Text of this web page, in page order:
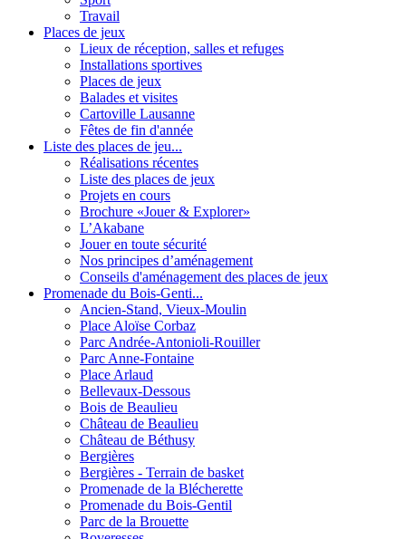
Travail
Places de jeux
Lieux de réception, salles et refuges
Installations sportives
Places de jeux
Balades et visites
Cartoville Lausanne
Fêtes de fin d'année
Liste des places de jeu...
Réalisations récentes
Liste des places de jeux
Projets en cours
Brochure «Jouer & Explorer»
L’Akabane
Jouer en toute sécurité
Nos principes d’aménagement
Conseils d'aménagement des places de jeux
Promenade du Bois-Genti...
Ancien-Stand, Vieux-Moulin
Place Aloïse Corbaz
Parc Andrée-Antonioli-Rouiller
Parc Anne-Fontaine
Place Arlaud
Bellevaux-Dessous
Bois de Beaulieu
Château de Beaulieu
Château de Béthusy
Bergières
Bergières - Terrain de basket
Promenade de la Blécherette
Promenade du Bois-Gentil
Parc de la Brouette